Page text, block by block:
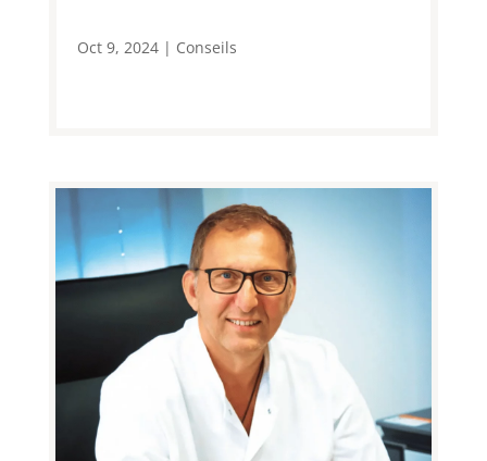
Oct 9, 2024| Conseils